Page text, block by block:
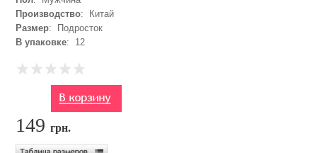
Производство: Китай
Размер: Подросток
В упаковке: 12
149грн.